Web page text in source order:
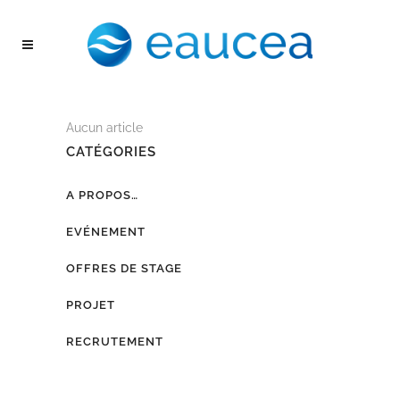
Aucun article
CATÉGORIES
A PROPOS…
EVÉNEMENT
OFFRES DE STAGE
PROJET
RECRUTEMENT